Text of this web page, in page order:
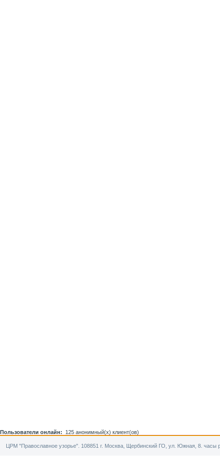
Пользователи онлайн: 125 анонимный(х) клиент(ов)
ЦРМ "Православное узорье". 108851 г. Москва, Щербинский ГО, ул. Южная, 8. часы